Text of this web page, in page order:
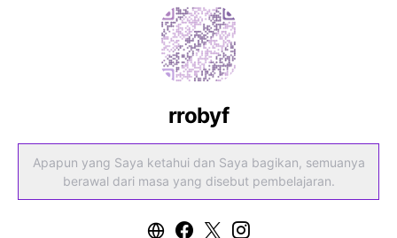
rrobyf
Apapun yang Saya ketahui dan Saya bagikan, semuanya
berawal dari masa yang disebut pembelajaran.